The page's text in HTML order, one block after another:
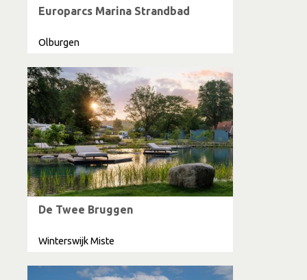
Europarcs Marina Strandbad
Olburgen
De Twee Bruggen
Winterswijk Miste